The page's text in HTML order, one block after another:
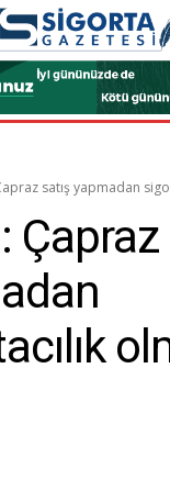
satış yapmadan
Çapraz